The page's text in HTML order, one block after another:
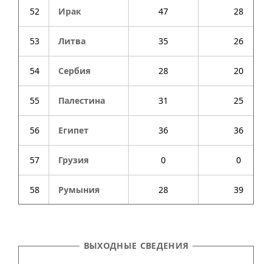
52 Ирак 47 28
53 Литва 35 26
54 Сербия 28 20
55 Палестина 31 25
56 Египет 36 36
57 Грузия 0 0
58 Румыния 28 39
ВЫХОДНЫЕ СВЕДЕНИЯ